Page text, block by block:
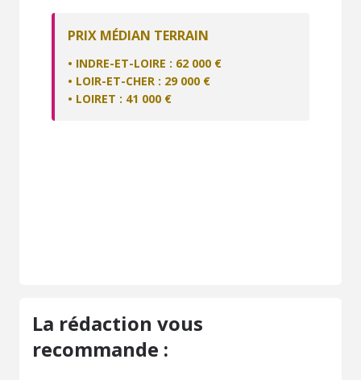
PRIX MÉDIAN TERRAIN
• INDRE-ET-LOIRE : 62 000 €
• LOIR-ET-CHER : 29 000 €
• LOIRET : 41 000 €
La rédaction vous
recommande :